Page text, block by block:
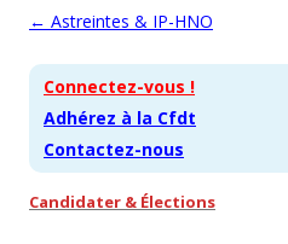
Navigation des articles
← Astreintes & IP-HNO
Connectez-vous !
Adhérez à la Cfdt
Contactez-nous
Candidater & Élections